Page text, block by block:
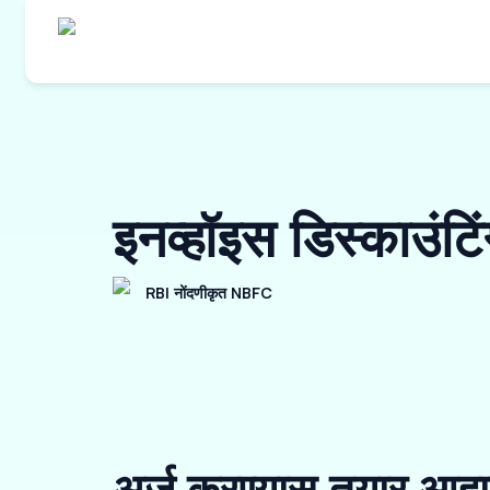
इनव्हॉइस
RBI नोंदणीकृत NBFC